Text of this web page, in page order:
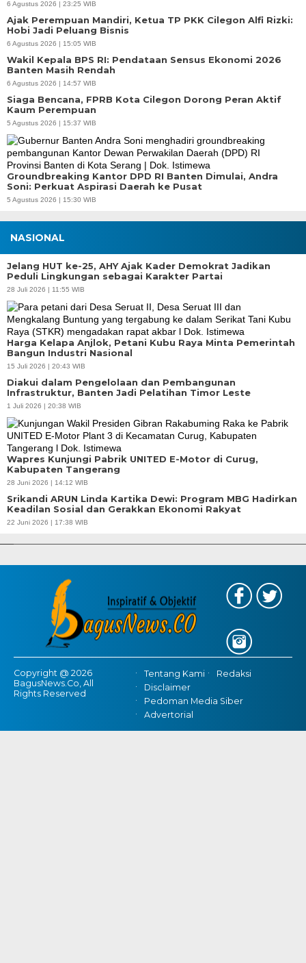
6 Agustus 2026 | 23:25 WIB
Ajak Perempuan Mandiri, Ketua TP PKK Cilegon Alfi Rizki:
Hobi Jadi Peluang Bisnis
6 Agustus 2026 | 15:05 WIB
Wakil Kepala BPS RI: Pendataan Sensus Ekonomi 2026
Banten Masih Rendah
6 Agustus 2026 | 14:57 WIB
Siaga Bencana, FPRB Kota Cilegon Dorong Peran Aktif
Kaum Perempuan
5 Agustus 2026 | 15:37 WIB
Groundbreaking Kantor DPD RI Banten Dimulai, Andra
Soni: Perkuat Aspirasi Daerah ke Pusat
5 Agustus 2026 | 15:30 WIB
NASIONAL
Jelang HUT ke-25, AHY Ajak Kader Demokrat Jadikan
Peduli Lingkungan sebagai Karakter Partai
28 Juli 2026 | 11:55 WIB
Harga Kelapa Anjlok, Petani Kubu Raya Minta Pemerintah
Bangun Industri Nasional
15 Juli 2026 | 20:43 WIB
Diakui dalam Pengelolaan dan Pembangunan
Infrastruktur, Banten Jadi Pelatihan Timor Leste
1 Juli 2026 | 20:38 WIB
Wapres Kunjungi Pabrik UNITED E-Motor di Curug,
Kabupaten Tangerang
28 Juni 2026 | 14:12 WIB
Srikandi ARUN Linda Kartika Dewi: Program MBG Hadirkan
Keadilan Sosial dan Gerakkan Ekonomi Rakyat
22 Juni 2026 | 17:38 WIB
APBD Tahun 2025 Anggarkan Rp200 Miliar | Program Makan Bergizi
Copyright @ 2026
BagusNews.Co, All
Rights Reserved
Tentang Kami
Redaksi
Disclaimer
Pedoman Media Siber
Advertorial